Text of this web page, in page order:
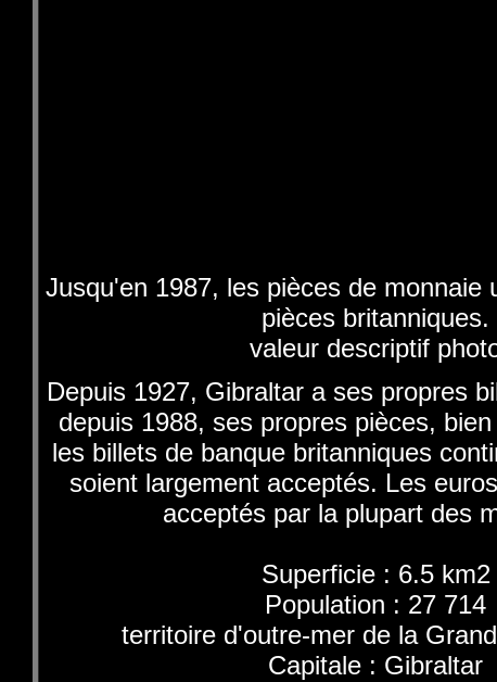
Jusqu'en 1987, les pièces de monnaie
pièces britanniques.
valeur descriptif
Depuis 1927, Gibraltar a ses propres
depuis 1988, ses propres pièces,
les billets de banque britanniques
soient largement acceptés. Les
acceptés par la plupart des
Superficie : 6.5 km2
Population : 27 714
territoire d'outre-mer de la
Capitale : Gibraltar